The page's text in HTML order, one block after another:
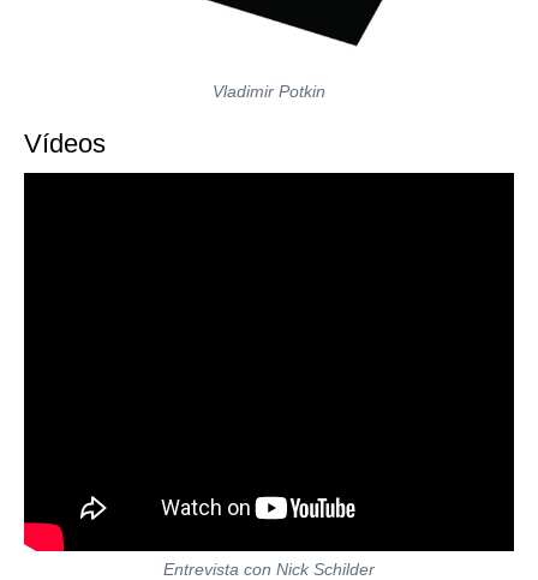
Vladimir Potkin
Vídeos
Entrevista con Nick Schilder